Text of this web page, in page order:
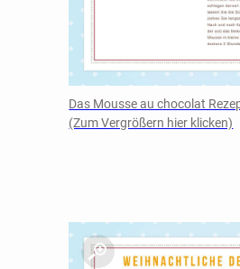
Das Mousse au chocolat
(Zum Vergrößern hier klicken)